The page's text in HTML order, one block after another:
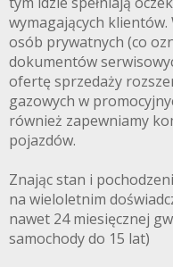
wymagających
osób prywatnych (co
dokumentów
ofertę sprzedaży
gazowych w
również zapewniamy
pojazdów.
Znając stan i
na wieloletnim
nawet 24 miesięcznej
samochody do 15 lat)